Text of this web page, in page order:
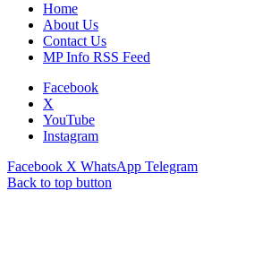
Home
About Us
Contact Us
MP Info RSS Feed
Facebook
X
YouTube
Instagram
Facebook X WhatsApp Telegram
Back to top button